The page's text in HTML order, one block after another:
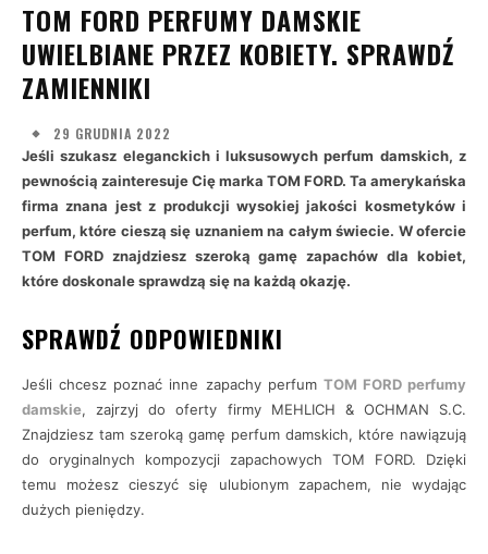
TOM FORD PERFUMY DAMSKIE
UWIELBIANE PRZEZ KOBIETY. SPRAWDŹ
ZAMIENNIKI
29 GRUDNIA 2022
Jeśli szukasz eleganckich i luksusowych perfum damskich, z
pewnością zainteresuje Cię marka TOM FORD. Ta amerykańska
firma znana jest z produkcji wysokiej jakości kosmetyków i
perfum, które cieszą się uznaniem na całym świecie. W ofercie
TOM FORD znajdziesz szeroką gamę zapachów dla kobiet,
które doskonale sprawdzą się na każdą okazję.
SPRAWDŹ ODPOWIEDNIKI
Jeśli chcesz poznać inne zapachy perfum TOM FORD perfumy
damskie, zajrzyj do oferty firmy MEHLICH & OCHMAN S.C.
Znajdziesz tam szeroką gamę perfum damskich, które nawiązują
do oryginalnych kompozycji zapachowych TOM FORD. Dzięki
temu możesz cieszyć się ulubionym zapachem, nie wydając
dużych pieniędzy.